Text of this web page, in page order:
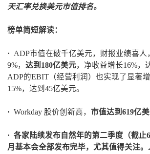
天汇率兑换美元市值排名。
榜单简短解读：
· ADP市值在破千亿美元，财报业绩喜人
9%， 达到180亿美元，净收益增长16%，
ADP的EBIT（经营利润）也实现了显著
15%，达到45亿美元。
· Workday 股价创新高， 市值达到619亿美
· 各家陆续发布自然年的第二季度（截止
月基本会全部发布完毕，尤其值得关注